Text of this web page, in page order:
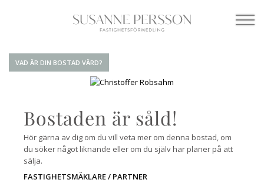
VAD ÄR DIN BOSTAD VÄRD?
Bostaden är såld!
Hör gärna av dig om du vill veta mer om denna bostad, om
du söker något liknande eller om du själv har planer på att
sälja.
FASTIGHETSMÄKLARE / PARTNER